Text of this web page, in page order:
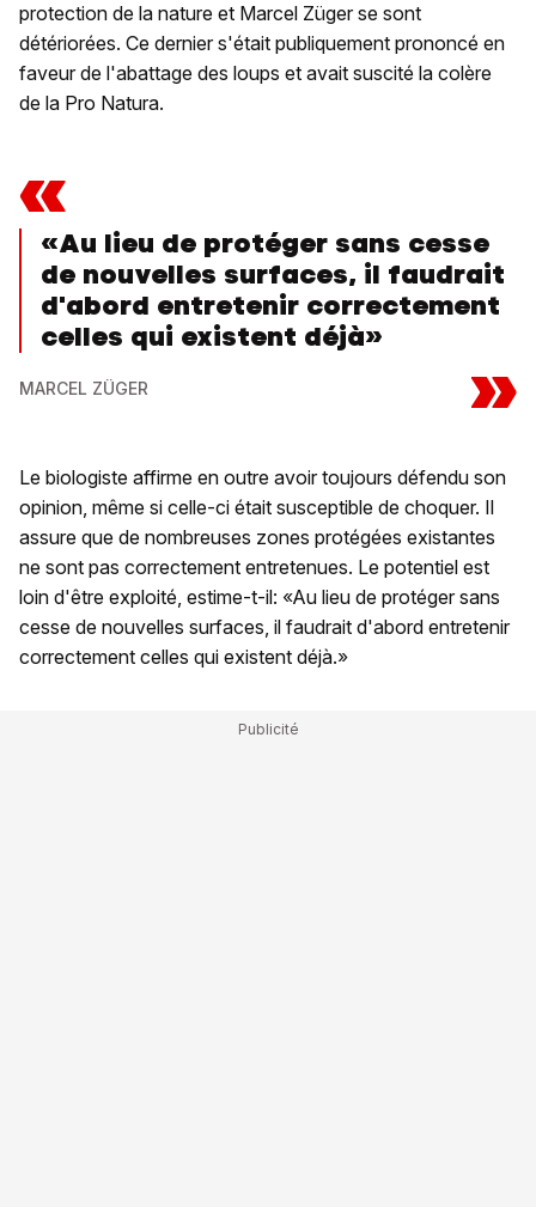
protection de la nature et Marcel Züger se sont
détériorées. Ce dernier s'était publiquement prononcé en
faveur de l'abattage des loups et avait suscité la colère
de la Pro Natura.
«
«Au lieu de protéger sans cesse
de nouvelles surfaces, il faudrait
d'abord entretenir correctement
celles qui existent déjà»
MARCEL ZÜGER »
Le biologiste affirme en outre avoir toujours défendu son
opinion, même si celle-ci était susceptible de choquer. Il
assure que de nombreuses zones protégées existantes
ne sont pas correctement entretenues. Le potentiel est
loin d'être exploité, estime-t-il: «Au lieu de protéger sans
cesse de nouvelles surfaces, il faudrait d'abord entretenir
correctement celles qui existent déjà.»